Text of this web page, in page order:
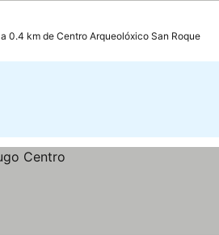
a 0.4 km de Centro Arqueolóxico San Roque